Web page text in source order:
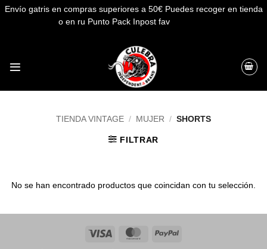
Envío gatris en compras superiores a 50€ Puedes recoger en tienda
o en ru Punto Pack Inpost fav
contenido
TIENDA VINTAGE / MUJER / SHORTS
FILTRAR
No se han encontrado productos que coincidan con tu selección.
MasterCardPayPal